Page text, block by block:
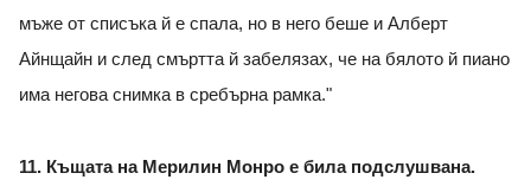
мъже от списъка й е спала, но в него беше и Алберт
Айнщайн и след смъртта й забелязах, че на бялото й пиано
има негова снимка в сребърна рамка."
11. Къщата на Мерилин Монро е била подслушвана.